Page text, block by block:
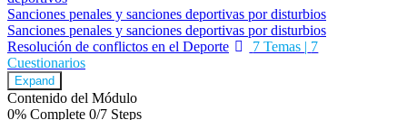
Sanciones penales y sanciones deportivas por disturbios
Sanciones penales y sanciones deportivas por disturbios
Resolución de conflictos en el Deporte
7 Temas | 7
Cuestionarios
Expand
Contenido del Módulo
0% Complete 0/7 Steps